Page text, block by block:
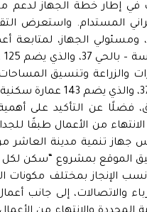
في إطار خطة الجهاز لدعم
المستدام. واستعرض
ومسئولي الجهاز،
والزراعة وتنسيق
الأخضر بالحي
فضلًا عن التأكيد على
من الأعمال طبقًا
تنمية مدينة العاشر
الموقع بمشروع “سكن لكل
الإنجاز بمختلف
والاتصالات، إلى جانب